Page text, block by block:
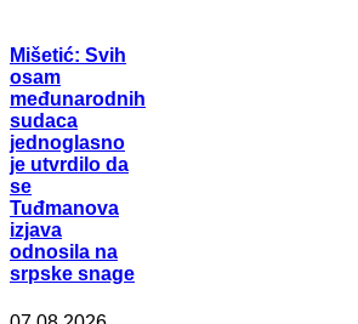
Mišetić: Svih
osam
međunarodnih
sudaca
jednoglasno
je utvrdilo da
se
Tuđmanova
izjava
odnosila na
srpske snage